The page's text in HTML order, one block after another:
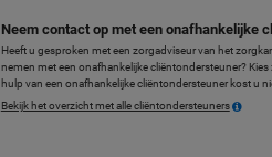
Neem contact op met een onafhankelijke
Heeft u gesproken met een zorgadviseur van het
nemen met een onafhankelijke cliëntondersteuner?
hulp van een onafhankelijke cliëntondersteuner kost u
Bekijk het overzicht met alle cliëntondersteuners